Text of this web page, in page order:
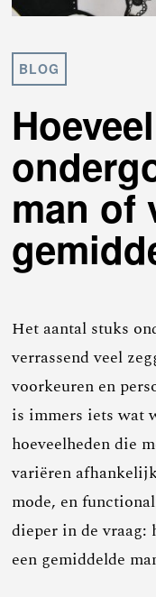
BLOG
man of
Het aantal stuks
verrassend veel
voorkeuren en
is immers iets wat
hoeveelheden die
variëren
mode, en
dieper in de vraag:
een gemiddelde